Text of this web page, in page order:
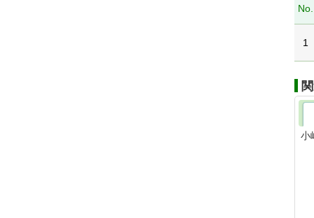
No.
1
小